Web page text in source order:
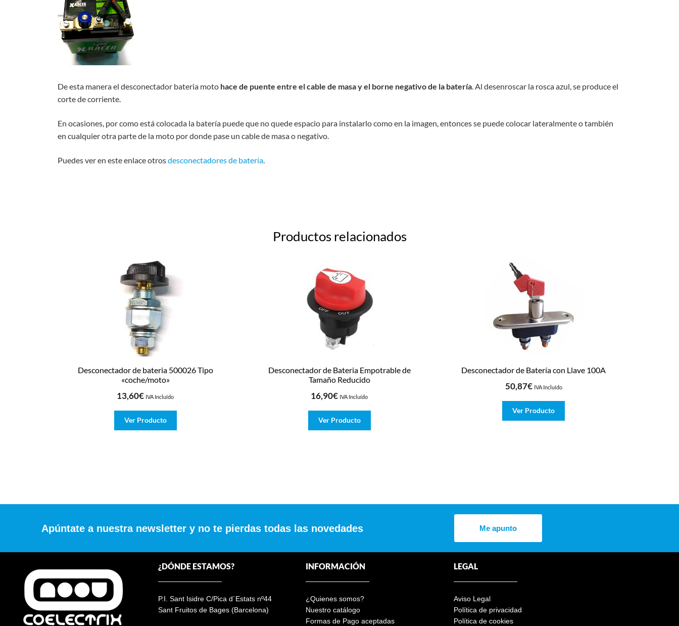
De esta manera el desconectador bateria moto hace de puente entre el cable de masa y el borne negativo de la batería. Al desenroscar la rosca azul, se produce el
corte de corriente.
En ocasiones, por como está colocada la batería puede que no quede espacio para instalarlo como en la imagen, entonces se puede colocar lateralmente o también
en cualquier otra parte de la moto por donde pase un cable de masa o negativo.
Puedes ver en este enlace otrosdesconectadores de batería.
Productos relacionados
Desconectador de bateria 500026 Tipo
«coche/moto»
13,60€ IVA Incluído
Ver Producto
Desconectador de Bateria Empotrable de
Tamaño Reducido
16,90€ IVA Incluído
Ver Producto
Desconectador de Batería con Llave 100A
50,87€ IVA Incluído
Ver Producto
Apúntate a nuestra newsletter y no te pierdas todas las novedades Me apunto
¿DÓNDE ESTAMOS?
P.I. Sant Isidre C/Pica d´Estats nº44
Sant Fruitos de Bages (Barcelona)
INFORMACIÓN
¿Quienes somos?
Nuestro catálogo
Formas de Pago aceptadas
LEGAL
Aviso Legal
Política de privacidad
Política de cookies